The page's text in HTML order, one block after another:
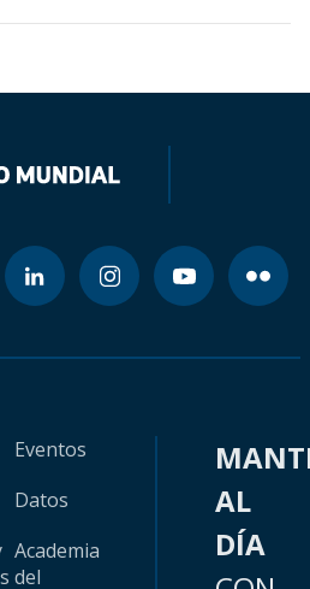
Eventos
Datos
Academia
del
AL
DÍA